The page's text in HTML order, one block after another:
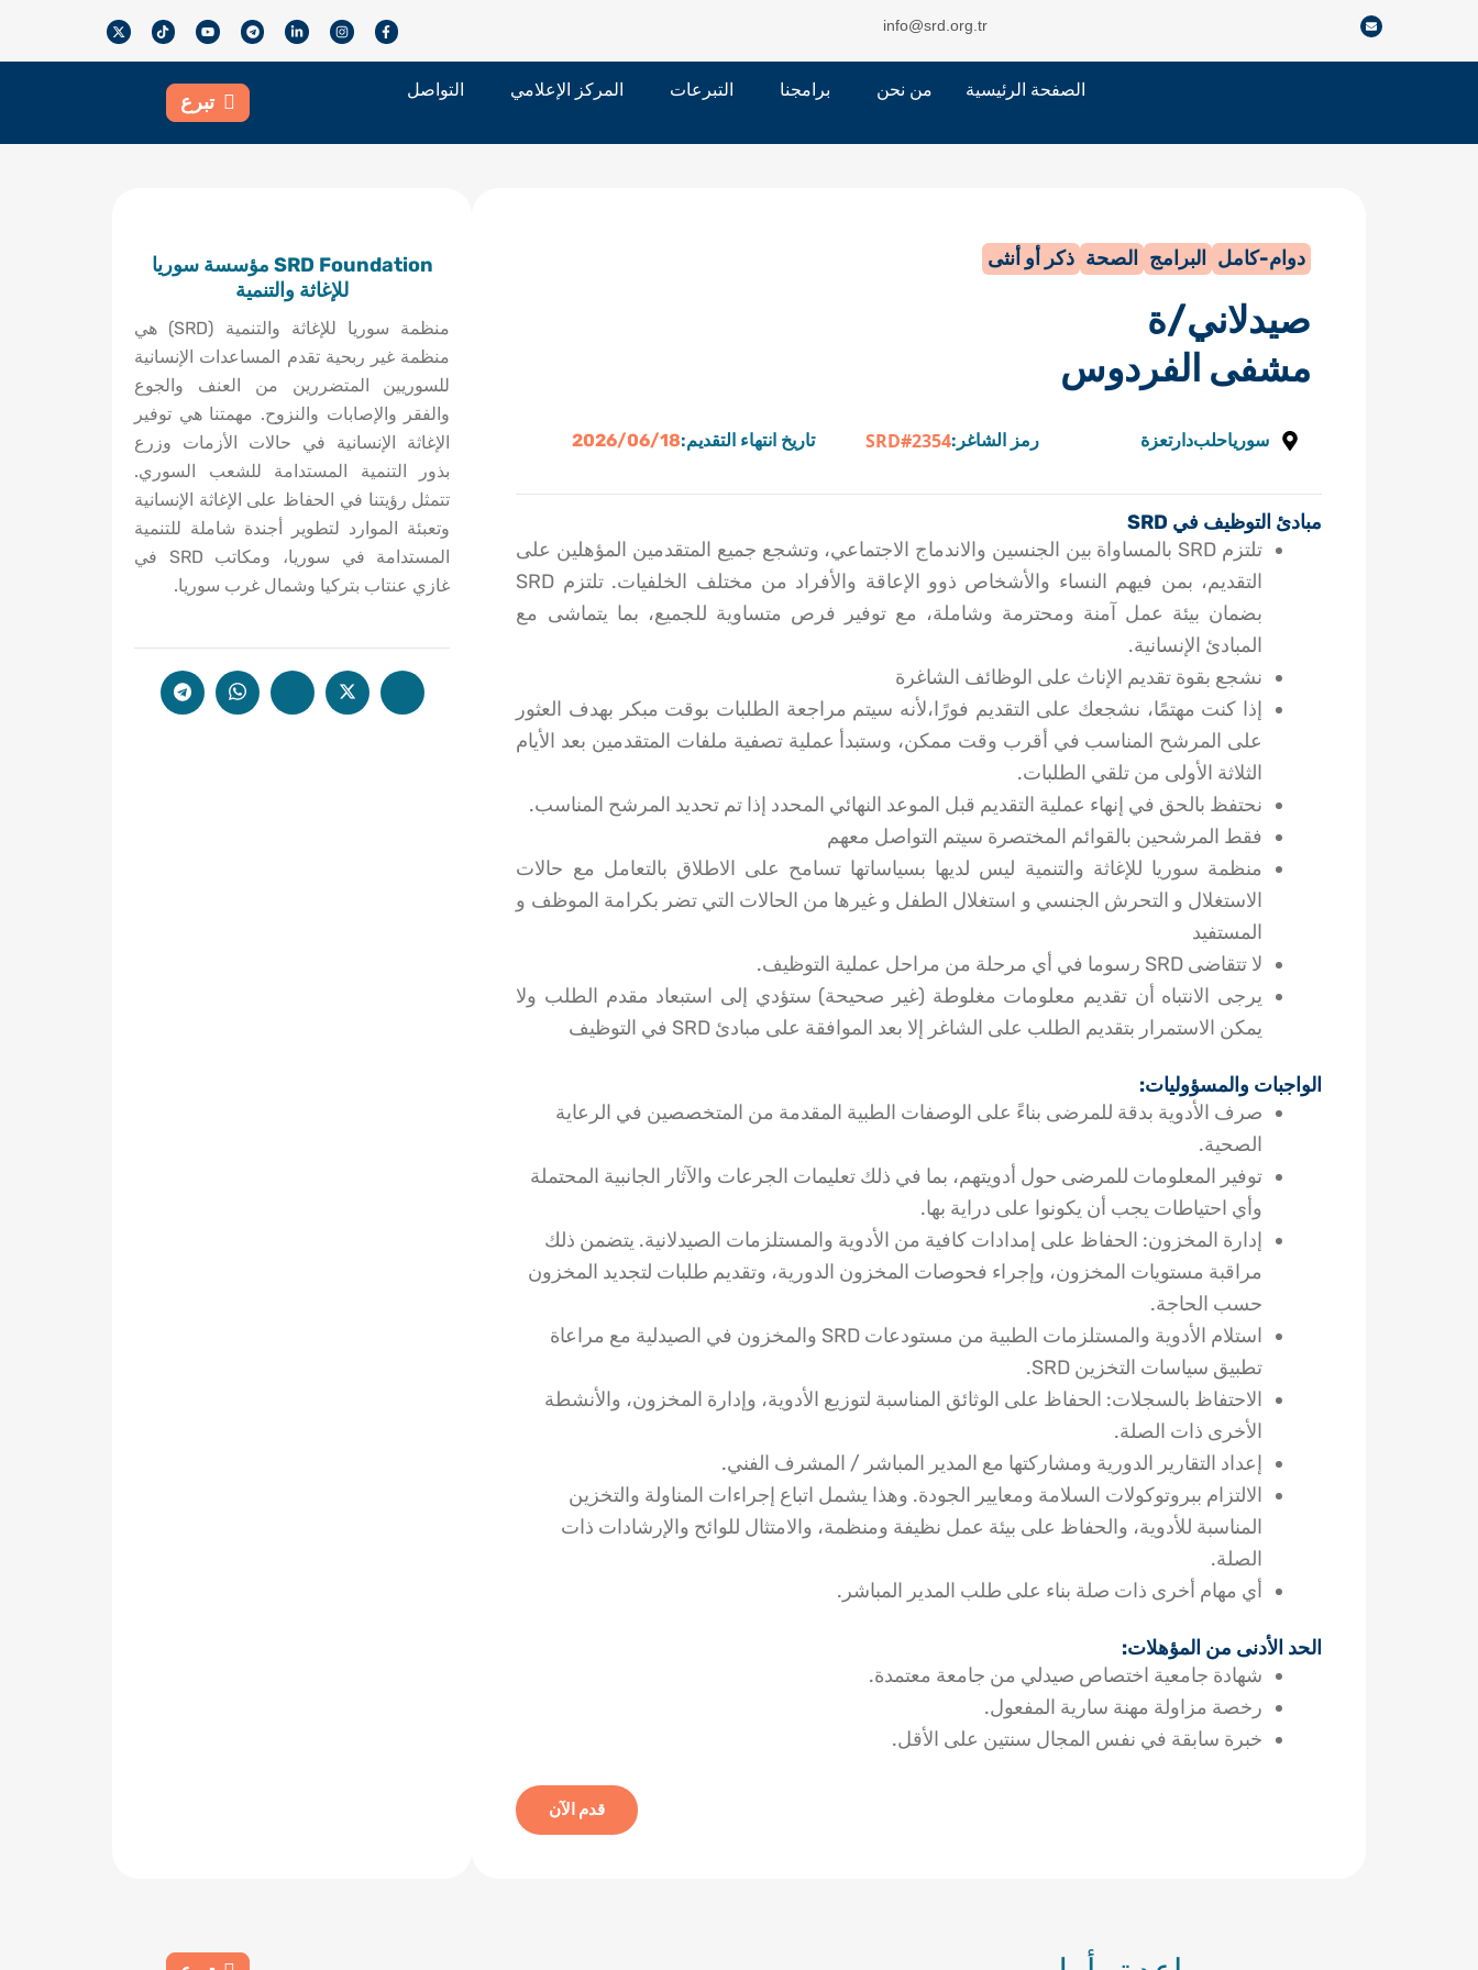
info@srd.org.tr
F
a
c
e
f
I
n
s
t
L
i
n
k
i
T
e
l
e
r
m
Y
o
u
t
b
e
T
i
k
t
X
-
t
w
الصفحة الرئيسية من نحن برامجنا التبرعات المركز الإعلامي التواصل
تبرع
دوام-كامل البرامج الصحة ذكر أو أنثى
صيدلاني/ة
مشفى الفردوس
سورياحلبدارتعزة رمز الشاغر:SRD#2354 تاريخ انتهاء التقديم:2026/06/18
مبادئ التوظيف في SRD
تلتزم SRD بالمساواة بين الجنسين والاندماج الاجتماعي، وتشجع جميع المتقدمين المؤهلين على
التقديم، بمن فيهم النساء والأشخاص ذوو الإعاقة والأفراد من مختلف الخلفيات. تلتزم SRD
بضمان بيئة عمل آمنة ومحترمة وشاملة، مع توفير فرص متساوية للجميع، بما يتماشى مع
المبادئ الإنسانية.
نشجع بقوة تقديم الإناث على الوظائف الشاغرة
إذا كنت مهتمًا، نشجعك على التقديم فورًا،لأنه سيتم مراجعة الطلبات بوقت مبكر بهدف العثور
على المرشح المناسب في أقرب وقت ممكن، وستبدأ عملية تصفية ملفات المتقدمين بعد الأيام
الثلاثة الأولى من تلقي الطلبات.
نحتفظ بالحق في إنهاء عملية التقديم قبل الموعد النهائي المحدد إذا تم تحديد المرشح المناسب.
فقط المرشحين بالقوائم المختصرة سيتم التواصل معهم
منظمة سوريا للإغاثة والتنمية ليس لديها بسياساتها تسامح على الاطلاق بالتعامل مع حالات
الاستغلال و التحرش الجنسي و استغلال الطفل و غيرها من الحالات التي تضر بكرامة الموظف و
المستفيد
لا تتقاضى SRD رسوما في أي مرحلة من مراحل عملية التوظيف.
يرجى الانتباه أن تقديم معلومات مغلوطة (غير صحيحة) ستؤدي إلى استبعاد مقدم الطلب ولا
يمكن الاستمرار بتقديم الطلب على الشاغر إلا بعد الموافقة على مبادئ SRD في التوظيف
الواجبات والمسؤوليات:
صرف الأدوية بدقة للمرضى بناءً على الوصفات الطبية المقدمة من المتخصصين في الرعاية
الصحية.
توفير المعلومات للمرضى حول أدويتهم، بما في ذلك تعليمات الجرعات والآثار الجانبية المحتملة
وأي احتياطات يجب أن يكونوا على دراية بها.
إدارة المخزون: الحفاظ على إمدادات كافية من الأدوية والمستلزمات الصيدلانية. يتضمن ذلك
مراقبة مستويات المخزون، وإجراء فحوصات المخزون الدورية، وتقديم طلبات لتجديد المخزون
حسب الحاجة.
استلام الأدوية والمستلزمات الطبية من مستودعات SRD والمخزون في الصيدلية مع مراعاة
تطبيق سياسات التخزين SRD.
الاحتفاظ بالسجلات: الحفاظ على الوثائق المناسبة لتوزيع الأدوية، وإدارة المخزون، والأنشطة
الأخرى ذات الصلة.
إعداد التقارير الدورية ومشاركتها مع المدير المباشر / المشرف الفني.
الالتزام ببروتوكولات السلامة ومعايير الجودة. وهذا يشمل اتباع إجراءات المناولة والتخزين
المناسبة للأدوية، والحفاظ على بيئة عمل نظيفة ومنظمة، والامتثال للوائح والإرشادات ذات
الصلة.
أي مهام أخرى ذات صلة بناء على طلب المدير المباشر.
الحد الأدنى من المؤهلات:
شهادة جامعية اختصاص صيدلي من جامعة معتمدة.
رخصة مزاولة مهنة سارية المفعول.
خبرة سابقة في نفس المجال سنتين على الأقل.
قدم الآن
SRD Foundation مؤسسة سوريا
للإغاثة والتنمية
منظمة سوريا للإغاثة والتنمية (SRD) هي
منظمة غير ربحية تقدم المساعدات الإنسانية
للسوريين المتضررين من العنف والجوع
والفقر والإصابات والنزوح. مهمتنا هي توفير
الإغاثة الإنسانية في حالات الأزمات وزرع
بذور التنمية المستدامة للشعب السوري.
تتمثل رؤيتنا في الحفاظ على الإغاثة الإنسانية
وتعبئة الموارد لتطوير أجندة شاملة للتنمية
المستدامة في سوريا، ومكاتب SRD في
غازي عنتاب بتركيا وشمال غرب سوريا.